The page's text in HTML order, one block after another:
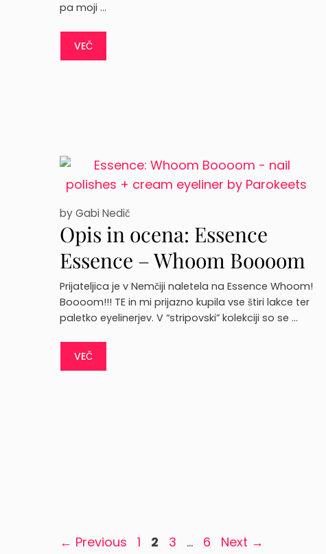
pa moji …
VEČ
Opis in ocena: Essence
Essence – Whoom Boooom
TE (laki+paletka)
byGabi Nedič
Prijateljica je v Nemčiji naletela na Essence Whoom!
Boooom!!! TE in mi prijazno kupila vse štiri lakce ter
paletko eyelinerjev. V “stripovski” kolekciji so se …
VEČ
← Previous Page
1 Page
2 Page
3 … Page
6 Next →